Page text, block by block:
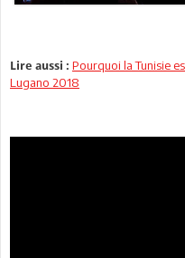
Lire aussi : Pourquoi la Tunisie
Lugano 2018